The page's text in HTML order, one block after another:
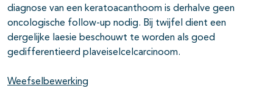
diagnose van een keratoacanthoom is derhalve geen
oncologische follow-up nodig. Bij twijfel dient een
dergelijke laesie beschouwt te worden als goed
gedifferentieerd plaveiselcelcarcinoom.
Weefselbewerking